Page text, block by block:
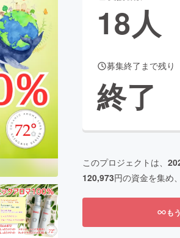
CAMPFIRE Creation
machi-yaコミュニティ
18人
募集終了まで残り
終了
このプロジェクトは、
120,973円の資金を集め、
も